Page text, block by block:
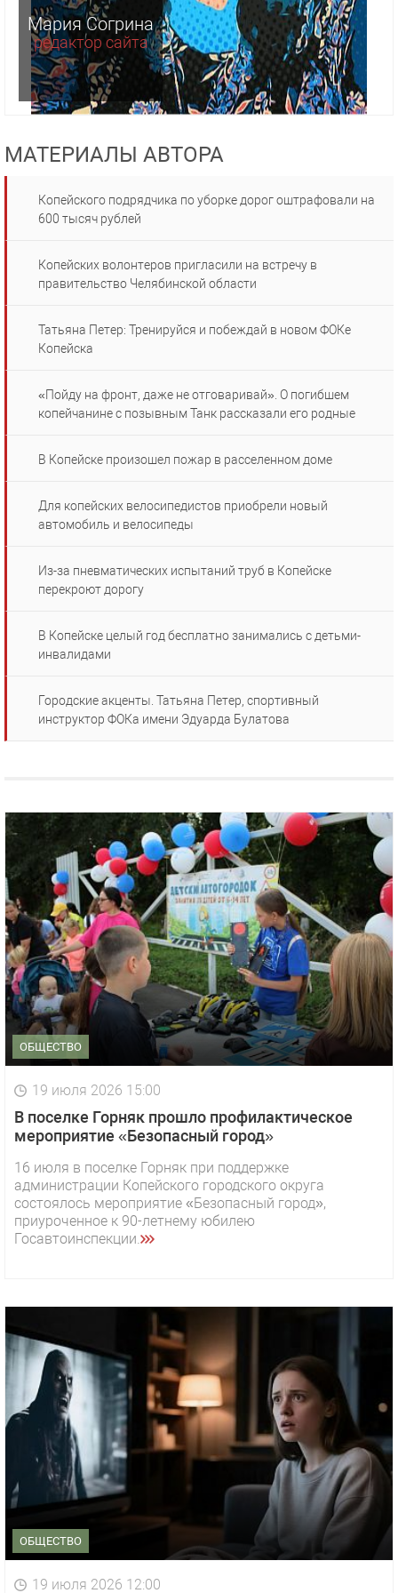
Мария Согрина
редактор сайта
МАТЕРИАЛЫ АВТОРА
Копейского подрядчика по уборке дорог оштрафовали на
600 тысяч рублей
Копейских волонтеров пригласили на встречу в
правительство Челябинской области
Татьяна Петер: Тренируйся и побеждай в новом ФОКе
Копейска
«Пойду на фронт, даже не отговаривай». О погибшем
копейчанине с позывным Танк рассказали его родные
В Копейске произошел пожар в расселенном доме
Для копейских велосипедистов приобрели новый
автомобиль и велосипеды
Из-за пневматических испытаний труб в Копейске
перекроют дорогу
В Копейске целый год бесплатно занимались с детьми-
инвалидами
Городские акценты. Татьяна Петер, спортивный
инструктор ФОКа имени Эдуарда Булатова
ОБЩЕСТВО
19 июля 2026 15:00
В поселке Горняк прошло профилактическое
мероприятие «Безопасный город»
16 июля в поселке Горняк при поддержке
администрации Копейского городского округа
состоялось мероприятие «Безопасный город»,
приуроченное к 90-летнему юбилею
Госавтоинспекции.
ОБЩЕСТВО
19 июля 2026 12:00